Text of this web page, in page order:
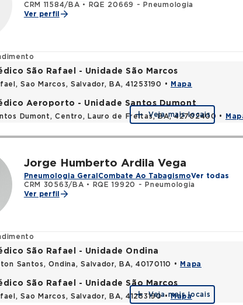
CRM 11584/BA •
RQE 20669 - Pneumologia
Ver perfil
São Rafael - Unidade São Marcos
Sao Marcos, Salvador, BA, 41253190 • Mapa
Aeroporto - Unidade Santos Dumont
Dumont, Centro, Lauro de Freitas, BA, 42702400 •
Veja mais locais
Jorge Humberto Ardila Vega
Pneumologia Geral Combate Ao TabagismoVer todas
CRM 30563/BA •
RQE 19920 - Pneumologia
Ver perfil
São Rafael - Unidade Ondina
Santos, Ondina, Salvador, BA, 40170110 • Mapa
São Rafael - Unidade São Marcos
Sao Marcos, Salvador, BA, 41253190 •Mapa
Veja mais locais